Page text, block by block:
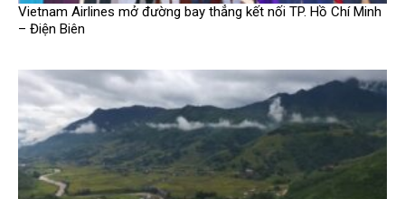
Vietnam Airlines mở đường bay thẳng kết nối TP. Hồ Chí Minh
– Điện Biên